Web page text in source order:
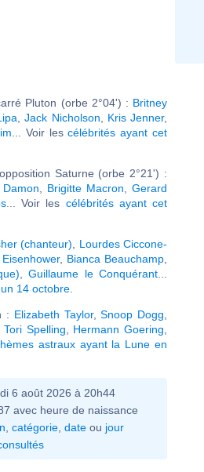
Pluton (orbe 2°04') : Britney
,Jack Nicholson Kris Jenner,
... Voir lescélébrités ayant cet
Saturne (orbe 2°21') :
Brigitte Macron
Gerard
... Voir les célébrités ayant cet
(chanteur)
Lourdes Ciccone-
, Bianca Beauchamp
,Guillaume le Conquérant
14 octobre
: Elizabeth Taylor,Snoop Dogg
Tori Spelling Hermann Goering
astraux ayant la Lune en
6 août 2026 à 20h44
avec heure de naissance
catégorie date ou jour